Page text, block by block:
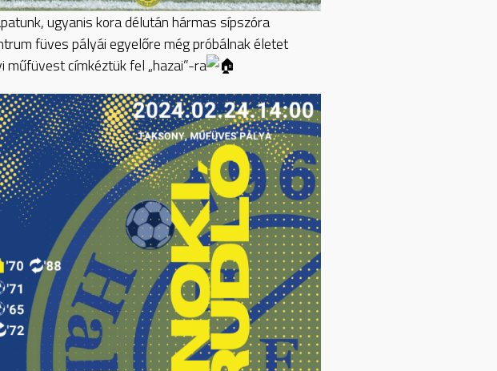
ugyanis kora délután hármas sípszóra
füves pályái egyelőre még próbálnak életet
műfüvest címkéztük fel „hazai”-ra